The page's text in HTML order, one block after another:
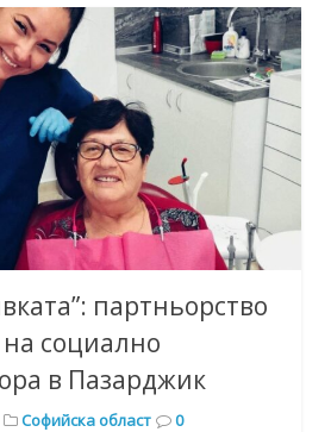
партньорство
социално
в Пазарджик
Софийска област 0